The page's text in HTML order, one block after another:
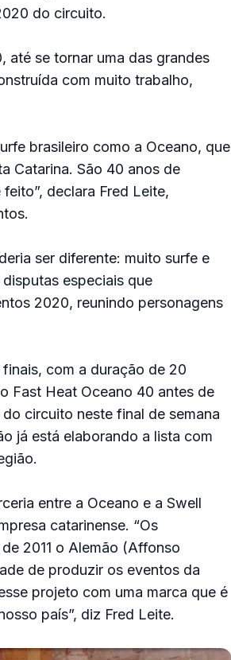
do circuito.
até se tornar uma das grandes
com muito trabalho,
brasileiro como a Oceano, que
Catarina. São 40 anos de
declara Fred Leite,
ser diferente: muito surfe e
especiais que
2020, reunindo personagens
com a duração de 20
Fast Heat Oceano 40 antes de
circuito neste final de semana
já está elaborando a lista com
entre a Oceano e a Swell
catarinense. “Os
2011 o Alemão (Affonso
de produzir os eventos da
projeto com uma marca que é
país”, diz Fred Leite.